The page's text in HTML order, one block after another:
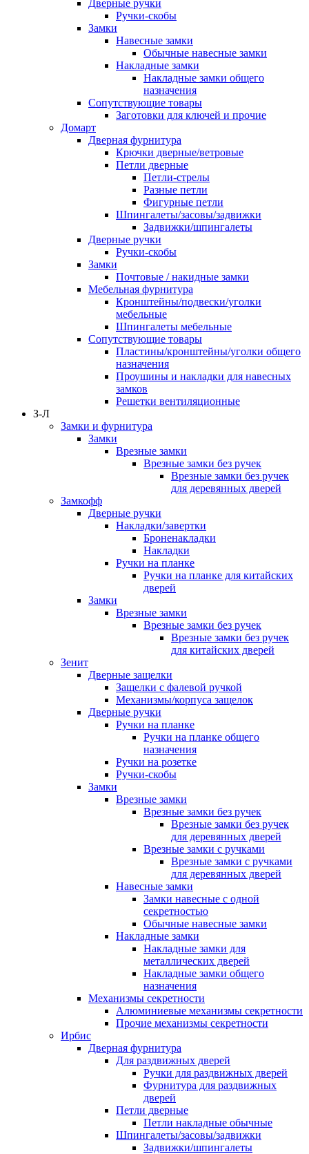
Дверные ручки
Ручки-скобы
Замки
Навесные замки
Обычные навесные замки
Накладные замки
Накладные замки общего
назначения
Сопутствующие товары
Заготовки для ключей и прочие
Домарт
Дверная фурнитура
Крючки дверные/ветровые
Петли дверные
Петли-стрелы
Разные петли
Фигурные петли
Шпингалеты/засовы/задвижки
Задвижки/шпингалеты
Дверные ручки
Ручки-скобы
Замки
Почтовые / накидные замки
Мебельная фурнитура
Кронштейны/подвески/уголки
мебельные
Шпингалеты мебельные
Сопутствующие товары
Пластины/кронштейны/уголки общего
назначения
Проушины и накладки для навесных
замков
Решетки вентиляционные
З-Л
Замки и фурнитура
Замки
Врезные замки
Врезные замки без ручек
Врезные замки без ручек
для деревянных дверей
Замкофф
Дверные ручки
Накладки/завертки
Броненакладки
Накладки
Ручки на планке
Ручки на планке для китайских
дверей
Замки
Врезные замки
Врезные замки без ручек
Врезные замки без ручек
для китайских дверей
Зенит
Дверные защелки
Защелки с фалевой ручкой
Механизмы/корпуса защелок
Дверные ручки
Ручки на планке
Ручки на планке общего
назначения
Ручки на розетке
Ручки-скобы
Замки
Врезные замки
Врезные замки без ручек
Врезные замки без ручек
для деревянных дверей
Врезные замки с ручками
Врезные замки с ручками
для деревянных дверей
Навесные замки
Замки навесные с одной
секретностью
Обычные навесные замки
Накладные замки
Накладные замки для
металлических дверей
Накладные замки общего
назначения
Механизмы секретности
Алюминиевые механизмы секретности
Прочие механизмы секретности
Ирбис
Дверная фурнитура
Для раздвижных дверей
Ручки для раздвижных дверей
Фурнитура для раздвижных
дверей
Петли дверные
Петли накладные обычные
Шпингалеты/засовы/задвижки
Задвижки/шпингалеты